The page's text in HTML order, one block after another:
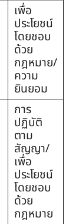
เพื่อ
ประโยชน์
โดยชอบ
ด้วย
กฎหมาย/
ความ
ยินยอม
การ
ปฏิบัติ
ตาม
สัญญา/
เพื่อ
ประโยชน์
โดยชอบ
ด้วย
กฎหมาย